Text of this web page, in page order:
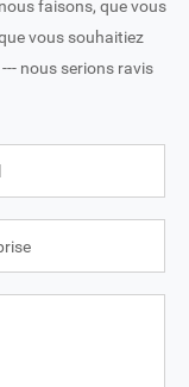
faisons, que vous
vous souhaitiez
nous serions ravis